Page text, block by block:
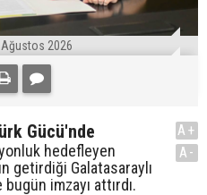
2026
Gücü'nde
hedefleyen
getirdiği Galatasaraylı
imzayı attırdı.
A+
A-